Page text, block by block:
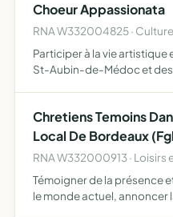
Choeur Appassionata
RNA W332004825 ·
Participer à la vie artistique
St-Aubin-de-Médoc et
Chretiens Temoins
Local De Bordeaux
RNA W332000913 · Loisirs
Témoigner de la présence
le monde actuel, annoncer